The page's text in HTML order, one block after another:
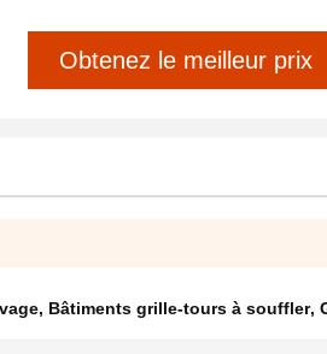
Obtenez le meilleur prix
, Bâtiments grille-tours à souffler,